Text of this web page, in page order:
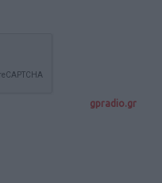
gpradio.gr